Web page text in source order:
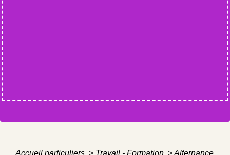
Accueil particuliers > Travail - Formation >Alternance